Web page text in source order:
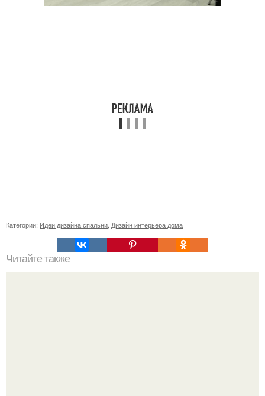
Категории: Идеи дизайна спальни, Дизайн интерьера дома
Читайте также